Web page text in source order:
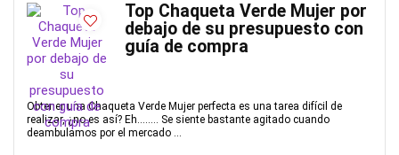
Top Chaqueta Verde Mujer por
debajo de su presupuesto con
guía de compra
Obtener una Chaqueta Verde Mujer perfecta es una tarea difícil de
realizar, ¿no es así? Eh…….. Se siente bastante agitado cuando
deambulamos por el mercado ...